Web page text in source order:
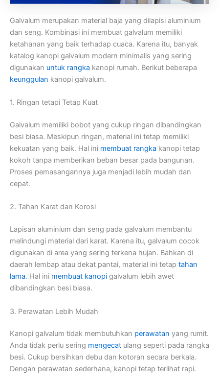
Galvalum merupakan material baja yang dilapisi aluminium
dan seng. Kombinasi ini membuat galvalum memiliki
ketahanan yang baik terhadap cuaca. Karena itu, banyak
katalog kanopi galvalum modern minimalis yang sering
digunakan untuk rangka kanopi rumah. Berikut beberapa
keunggulan kanopi galvalum.
1. Ringan tetapi Tetap Kuat
Galvalum memiliki bobot yang cukup ringan dibandingkan
besi biasa. Meskipun ringan, material ini tetap memiliki
kekuatan yang baik. Hal ini membuat rangka kanopi tetap
kokoh tanpa memberikan beban besar pada bangunan.
Proses pemasangannya juga menjadi lebih mudah dan
cepat.
2. Tahan Karat dan Korosi
Lapisan aluminium dan seng pada galvalum membantu
melindungi material dari karat. Karena itu, galvalum cocok
digunakan di area yang sering terkena hujan. Bahkan di
daerah lembap atau dekat pantai, material ini tetap tahan
lama. Hal ini membuat kanopi galvalum lebih awet
dibandingkan besi biasa.
3. Perawatan Lebih Mudah
Kanopi galvalum tidak membutuhkan perawatan yang rumit.
Anda tidak perlu sering mengecat ulang seperti pada rangka
besi. Cukup bersihkan debu dan kotoran secara berkala.
Dengan perawatan sederhana, kanopi tetap terlihat rapi.